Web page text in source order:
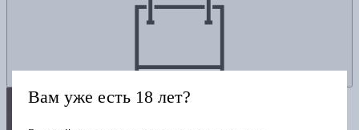
Вам уже есть 18 лет?